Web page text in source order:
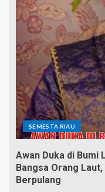
SEMESTA RIAU
Awan Duka di Bumi
Bangsa Orang
Berpulang